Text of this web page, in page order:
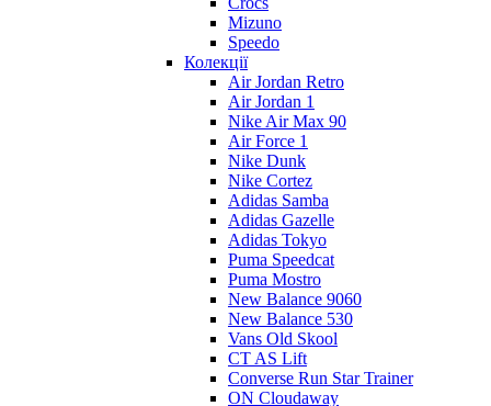
Mizuno
Speedo
Колекції
Air Jordan Retro
Air Jordan 1
Nike Air Max 90
Air Force 1
Nike Dunk
Nike Cortez
Adidas Samba
Adidas Gazelle
Adidas Tokyo
Puma Speedcat
Puma Mostro
New Balance 9060
New Balance 530
Vans Old Skool
CT AS Lift
Converse Run Star Trainer
ON Cloudaway